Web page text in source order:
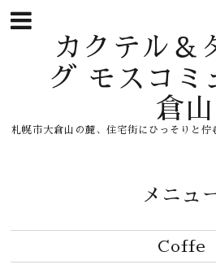
カクテル＆
グ モスコミ
倉山
札幌市大倉山の麓、住宅街にひっそりと佇
メニュ
Coffe